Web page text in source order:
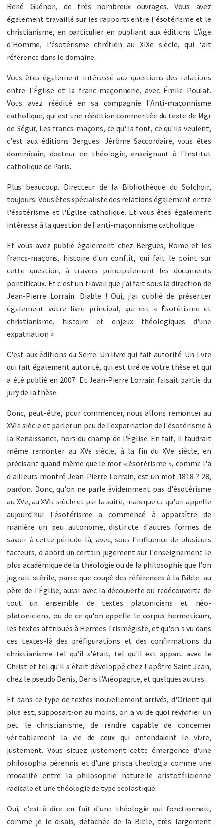
René Guénon, de très nombreux ouvrages. Vous avez
également travaillé sur les rapports entre l'ésotérisme et le
christianisme, en particulier en publiant aux éditions L'Âge
d'Homme, l'ésotérisme chrétien au XIXe siècle, qui fait
référence dans le domaine.
Vous êtes également intéressé aux questions des relations
entre l'Église et la franc-maçonnerie, avec Émile Poulat.
Vous avez réédité en sa compagnie l'Anti-maçonnisme
catholique, qui est une réédition commentée du texte de Mgr
de Ségur, Les francs-maçons, ce qu'ils font, ce qu'ils veulent,
c'est aux éditions Bergues. Jérôme Saccordaire, vous êtes
dominicain, docteur en théologie, enseignant à l'Institut
catholique de Paris.
Plus beaucoup. Directeur de la Bibliothèque du Solchoir,
toujours. Vous êtes spécialiste des relations également entre
l'ésotérisme et l'Église catholique. Et vous êtes également
intéressé à la question de l'anti-maçonnisme catholique.
Et vous avez publié également chez Bergues, Rome et les
francs-maçons, histoire d'un conflit, qui fait le point sur
cette question, à travers principalement les documents
pontificaux. Et c'est un travail que j'ai fait sous la direction de
Jean-Pierre Lorrain. Diable ! Oui, j'ai oublié de présenter
également votre livre principal, qui est « Ésotérisme et
christianisme, histoire et enjeux théologiques d'une
expatriation ».
C'est aux éditions du Serre. Un livre qui fait autorité. Un livre
qui fait également autorité, qui est tiré de votre thèse et qui
a été publié en 2007. Et Jean-Pierre Lorrain faisait partie du
jury de la thèse.
Donc, peut-être, pour commencer, nous allons remonter au
XVIe siècle et parler un peu de l'expatriation de l'ésotérisme à
la Renaissance, hors du champ de l'Église. En fait, il faudrait
même remonter au XVe siècle, à la fin du XVe siècle, en
précisant quand même que le mot « ésotérisme », comme l'a
d'ailleurs montré Jean-Pierre Lorrain, est un mot 1818 ? 28,
pardon. Donc, qu'on ne parle évidemment pas d'ésotérisme
au XVe, au XVIe siècle et par la suite, mais que ce qu'on appelle
aujourd'hui l'ésotérisme a commencé à apparaître de
manière un peu autonome, distincte d'autres formes de
savoir à cette période-là, avec, sous l'influence de plusieurs
facteurs, d'abord un certain jugement sur l'enseignement le
plus académique de la théologie ou de la philosophie que l'on
jugeait stérile, parce que coupé des références à la Bible, au
père de l'Église, aussi avec la découverte ou redécouverte de
tout un ensemble de textes platoniciens et néo-
platoniciens, ou de ce qu'on appelle le corpus hermeticum,
les textes attribués à Hermes Trismégiste, et qu'on a vu dans
ces textes-là des préfigurations et des confirmations du
christianisme tel qu'il s'était, tel qu'il est apparu avec le
Christ et tel qu'il s'était développé chez l'apôtre Saint Jean,
chez le pseudo Denis, Denis l'Aréopagite, et quelques autres.
Et dans ce type de textes nouvellement arrivés, d'Orient qui
plus est, supposait-on au moins, on a vu de quoi revivifier un
peu le christianisme, de rendre capable de concerner
véritablement la vie de ceux qui entendaient le vivre,
justement. Vous situez justement cette émergence d'une
philosophia pérennis et d'une prisca theologia comme une
modalité entre la philosophie naturelle aristotélicienne
radicale et une théologie de type scolastique.
Oui, c'est-à-dire en fait d'une théologie qui fonctionnait,
comme je le disais, détachée de la Bible, très largement